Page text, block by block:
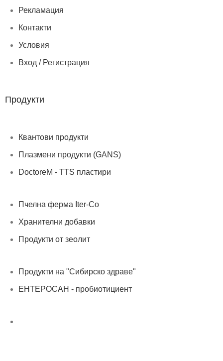
Рекламация
Контакти
Условия
Вход / Регистрация
Продукти
Квантови продукти
Плазмени продукти (GANS)
DoctoreM - TTS пластири
Пчелна ферма Iter-Co
Хранителни добавки
Продукти от зеолит
Продукти на "Сибирско здраве"
ЕНТЕРОСАН - пробиотициент